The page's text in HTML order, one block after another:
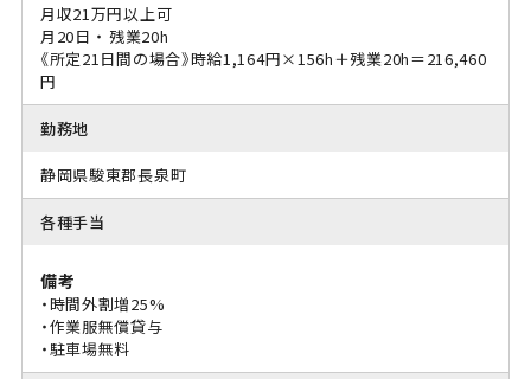
月収21万円以上可
月20日 ・ 残業20h
《所定21日間の場合》時給1,164円×156h＋残業20h＝216,460
円
勤務地
静岡県駿東郡長泉町
各種手当
備考
・時間外割増25%
・作業服無償貸与
・駐車場無料